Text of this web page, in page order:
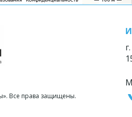
Все права защищены.